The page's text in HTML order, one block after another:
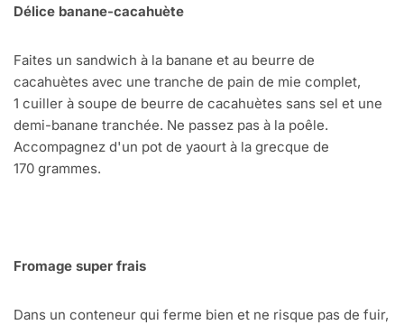
Délice banane-cacahuète
Faites un sandwich à la banane et au beurre de
cacahuètes avec une tranche de pain de mie complet,
1 cuiller à soupe de beurre de cacahuètes sans sel et une
demi-banane tranchée. Ne passez pas à la poêle.
Accompagnez d'un pot de yaourt à la grecque de
170 grammes.
Fromage super frais
Dans un conteneur qui ferme bien et ne risque pas de fuir,